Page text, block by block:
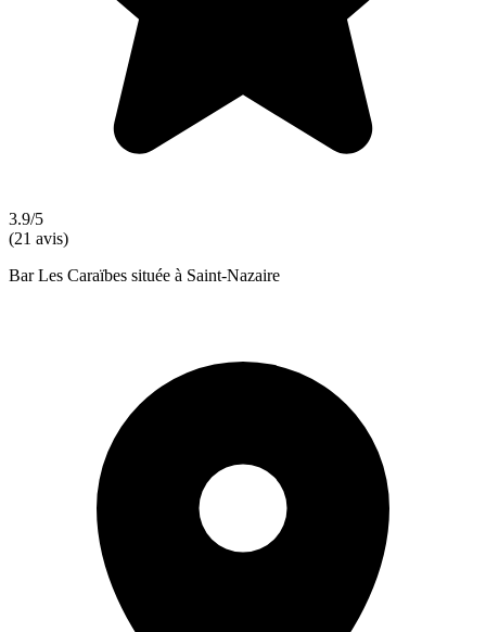
3.9/5
(21 avis)
Bar Les Caraïbes située à Saint-Nazaire